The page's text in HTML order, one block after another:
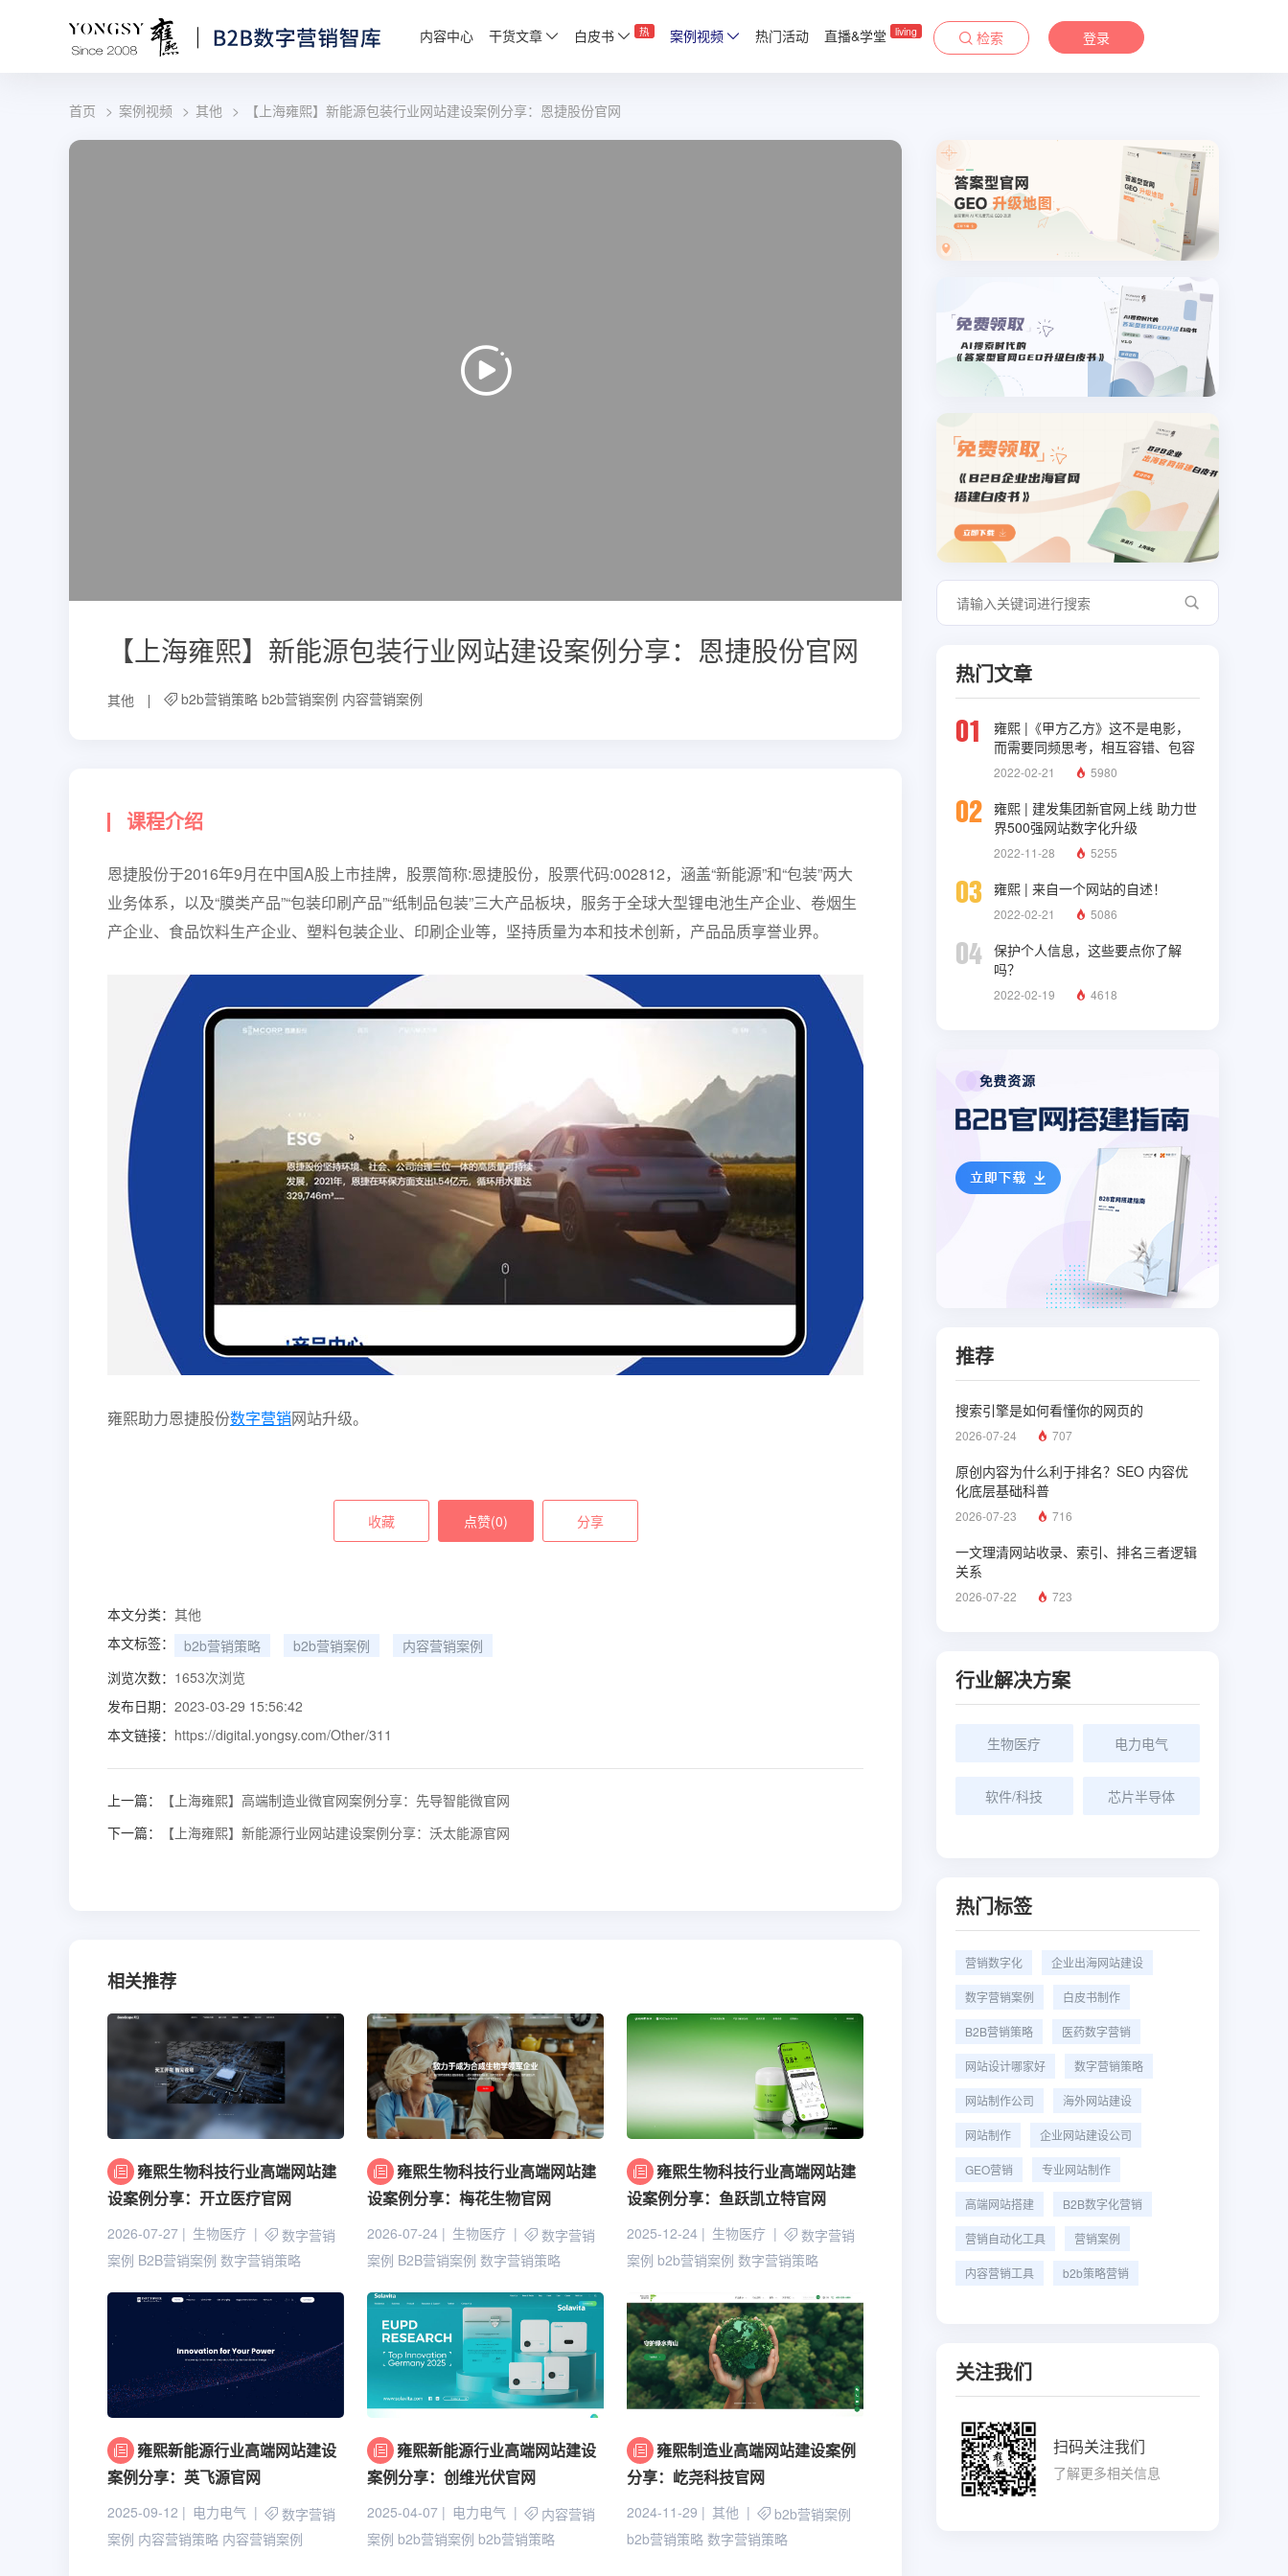
内容中心 干货文章 白皮书 热 案例视频 热门活动 直播&学堂 living 检索 登录
首页 案例视频 其他 【上海雍熙】新能源包装行业网站建设案例分享：恩捷股份官网
【上海雍熙】新能源包装行业网站建设案例分享：恩捷股份官网
其他 b2b营销策略 b2b营销案例 内容营销案例
课程介绍
恩捷股份于2016年9月在中国A股上市挂牌，股票简称:恩捷股份，股票代码:002812，涵盖“新能源”和“包装”两大
业务体系，以及“膜类产品”“包装印刷产品”“纸制品包装”三大产品板块，服务于全球大型锂电池生产企业、卷烟生
产企业、食品饮料生产企业、塑料包装企业、印刷企业等，坚持质量为本和技术创新，产品品质享誉业界。
雍熙助力恩捷股份数字营销网站升级。
收藏 点赞(0) 分享
本文分类： 其他
本文标签：
b2b营销策略 b2b营销案例
内容营销案例
浏览次数： 1653次浏览
发布日期： 2023-03-29 15:56:42
本文链接： https://digital.yongsy.com/Other/311
上一篇：
【上海雍熙】高端制造业微官网案例分享：先导智能微官网
下一篇：
【上海雍熙】新能源行业网站建设案例分享：沃太能源官网
相关推荐
雍熙生物科技行业高端网站建
设案例分享：开立医疗官网
2026-07-27 生物医疗
数字营销
案例 B2B营销案例 数字营销策略
雍熙生物科技行业高端网站建
设案例分享：梅花生物官网
2026-07-24 生物医疗
数字营销
案例 B2B营销案例 数字营销策略
雍熙生物科技行业高端网站建
设案例分享：鱼跃凯立特官网
2025-12-24 生物医疗
数字营销
案例 b2b营销案例 数字营销策略
雍熙新能源行业高端网站建设
案例分享：英飞源官网
2025-09-12 电力电气
数字营销
案例 内容营销策略 内容营销案例
雍熙新能源行业高端网站建设
案例分享：创维光伏官网
2025-04-07 电力电气
内容营销
案例 b2b营销案例 b2b营销策略
雍熙制造业高端网站建设案例
分享：屹尧科技官网
2024-11-29 其他
b2b营销案例
b2b营销策略 数字营销策略
热门文章
01
雍熙 |《甲方乙方》这不是电影，
而需要同频思考，相互容错、包容
与理解
2022-02-21 5980
02 雍熙 | 建发集团新官网上线 助力世
界500强网站数字化升级
2022-11-28 5255
03 雍熙 | 来自一个网站的自述！
2022-02-21 5086
04
保护个人信息，这些要点你了解
吗？
2022-02-19 4618
推荐
搜索引擎是如何看懂你的网页的
2026-07-24 707
原创内容为什么利于排名？SEO 内容优
化底层基础科普
2026-07-23 716
一文理清网站收录、索引、排名三者逻辑
关系
2026-07-22 723
行业解决方案
生物医疗 电力电气
软件/科技 芯片半导体
热门标签
营销数字化 企业出海网站建设
数字营销案例 白皮书制作
B2B营销策略 医药数字营销
网站设计哪家好 数字营销策略
网站制作公司 海外网站建设
网站制作 企业网站建设公司
GEO营销 专业网站制作
高端网站搭建 B2B数字化营销
营销自动化工具 营销案例
内容营销工具 b2b策略营销
关注我们
扫码关注我们
了解更多相关信息